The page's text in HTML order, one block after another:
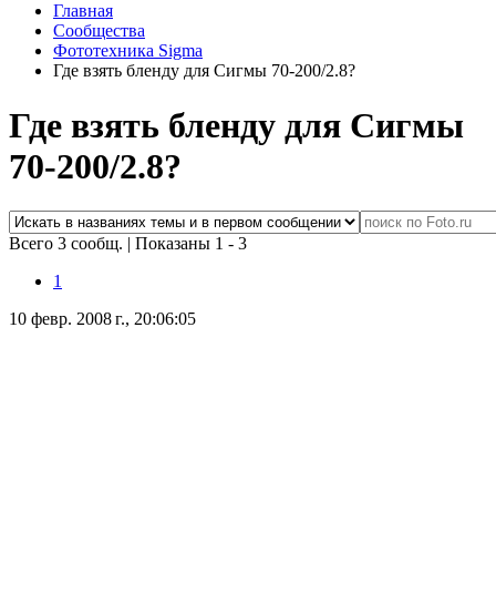
Главная
Сообщества
Фототехника Sigma
Где взять бленду для Сигмы 70-200/2.8?
Где взять бленду для Сигмы
70-200/2.8?
Всего 3 сообщ. | Показаны 1 - 3
1
10 февр. 2008 г., 20:06:05